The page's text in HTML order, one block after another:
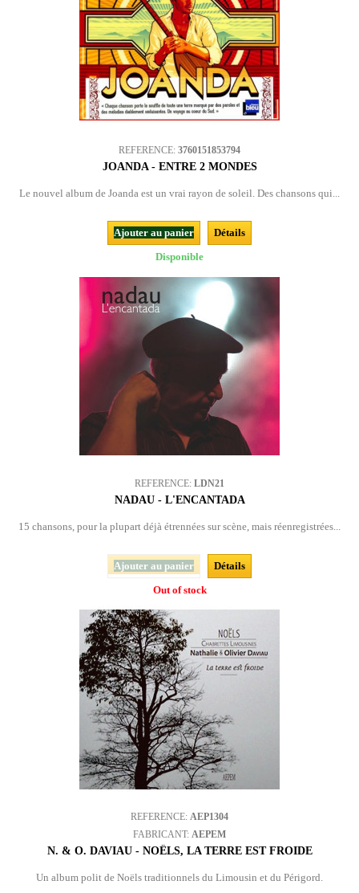
REFERENCE: 3760151853794
JOANDA - ENTRE 2 MONDES
Le nouvel album de Joanda est un vrai rayon de soleil. Des chansons qui...
Ajouter au panier
Détails
Disponible
REFERENCE: LDN21
NADAU - L'ENCANTADA
15 chansons, pour la plupart déjà étrennées sur scène, mais réenregistrées...
Ajouter au panier
Détails
Out of stock
REFERENCE: AEP1304
FABRICANT: AEPEM
N. & O. DAVIAU - NOËLS, LA TERRE EST FROIDE
Un album polit de Noëls traditionnels du Limousin et du Périgord.